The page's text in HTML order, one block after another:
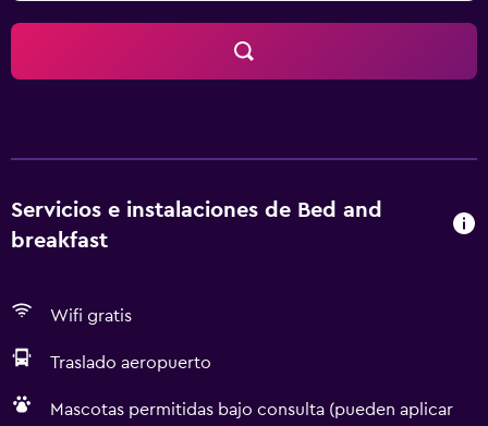
Servicios e instalaciones de Bed and
breakfast
Wifi gratis
Traslado aeropuerto
Mascotas permitidas bajo consulta (pueden aplicar